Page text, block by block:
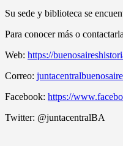
Su sede y biblioteca se
Para conocer más o
Web: https://
Correo:
Facebook: https://
Twitter: @juntacentralBA